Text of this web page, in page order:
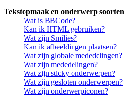
Tekstopmaak en onderwerp soorten
Wat is BBCode?
Kan ik HTML gebruiken?
Wat zijn Smilies?
Kan ik afbeeldingen plaatsen?
Wat zijn globale mededelingen?
Wat zijn mededelingen?
Wat zijn sticky onderwerpen?
Wat zijn gesloten onderwerpen?
Wat zijn onderwerpiconen?